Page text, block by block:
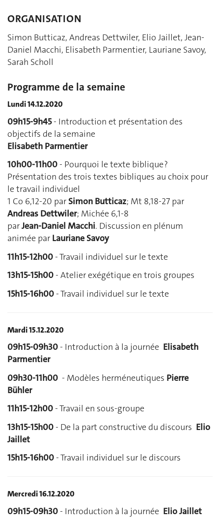
ORGANISATION
Simon Butticaz, Andreas Dettwiler, Elio Jaillet, Jean-
Daniel Macchi, Elisabeth Parmentier, Lauriane Savoy,
Sarah Scholl
Programme de la semaine
Lundi 14.12.2020
09h15-9h45- Introduction et présentation des
objectifs de la semaine
Elisabeth Parmentier
10h00-11h00- Pourquoi le texte biblique ?
Présentation des trois textes bibliques au choix pour
le travail individuel
1 Co 6,12-20 par Simon Butticaz; Mt 8,18-27 par
Andreas Dettwiler; Michée 6,1-8
parJean-Daniel Macchi. Discussion en plénum
animée par Lauriane Savoy
11h15-12h00- Travail individuel sur le texte
13h15-15h00- Atelier exégétique en trois groupes
15h15-16h00- Travail individuel sur le texte
Mardi 15.12.2020
09h15-09h30- Introduction à la journée Elisabeth
Parmentier
09h30-11h00 - Modèles herméneutiques Pierre
Bühler
11h15-12h00- Travail en sous-groupe
13h15-15h00- De la part constructive du discours Elio
Jaillet
15h15-16h00- Travail individuel sur le discours
Mercredi 16.12.2020
09h15-09h30- Introduction à la journée Elio Jaillet